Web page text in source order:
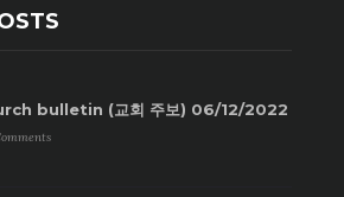
bulletin (교회 주보) 06/12/2022